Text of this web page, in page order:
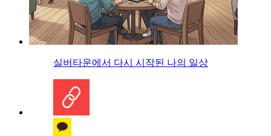
실버타운에서 다시 시작된 나의 일상